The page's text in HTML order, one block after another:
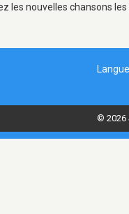
les nouvelles chansons
© 2026